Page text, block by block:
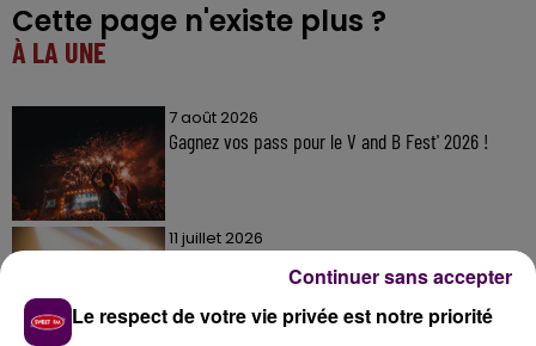
Cette page n'existe plus ?
À LA UNE
7 août 2026
Gagnez vos pass pour le V and B Fest' 2026 !
11 juillet 2026
Le respect de votre vie privée est notre priorité
Continuer sans accepter